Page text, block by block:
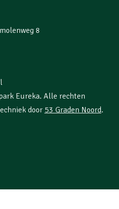
8
Eureka. Alle rechten
door 53 Graden Noord.